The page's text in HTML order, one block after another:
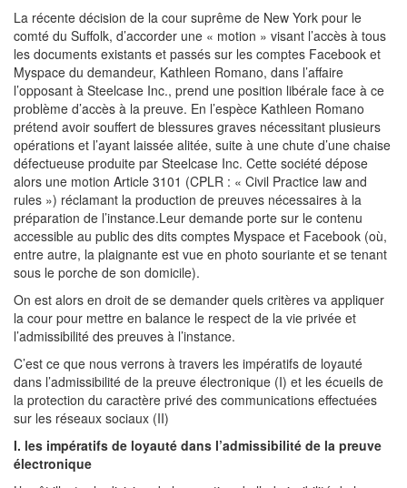
La récente décision de la cour suprême de New York pour le
comté du Suffolk, d’accorder une « motion » visant l’accès à tous
les documents existants et passés sur les comptes Facebook et
Myspace du demandeur, Kathleen Romano, dans l’affaire
l’opposant à Steelcase Inc., prend une position libérale face à ce
problème d’accès à la preuve. En l’espèce Kathleen Romano
prétend avoir souffert de blessures graves nécessitant plusieurs
opérations et l’ayant laissée alitée, suite à une chute d’une chaise
défectueuse produite par Steelcase Inc. Cette société dépose
alors une motion Article 3101 (CPLR : « Civil Practice law and
rules ») réclamant la production de preuves nécessaires à la
préparation de l’instance.Leur demande porte sur le contenu
accessible au public des dits comptes Myspace et Facebook (où,
entre autre, la plaignante est vue en photo souriante et se tenant
sous le porche de son domicile).
On est alors en droit de se demander quels critères va appliquer
la cour pour mettre en balance le respect de la vie privée et
l’admissibilité des preuves à l’instance.
C’est ce que nous verrons à travers les impératifs de loyauté
dans l’admissibilité de la preuve électronique (I) et les écueils de
la protection du caractère privé des communications effectuées
sur les réseaux sociaux (II)
I. les impératifs de loyauté dans l’admissibilité de la preuve
électronique